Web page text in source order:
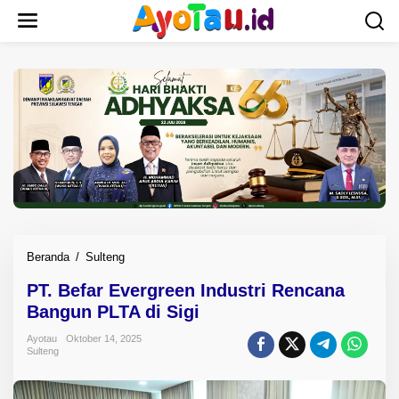
Beranda / Sulteng
.
B
f
r
PT. Befar Evergreen Industri Rencana
Bangun PLTA di Sigi
Ayotau
Oktober 14, 2025
Sulteng